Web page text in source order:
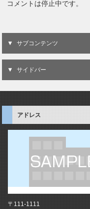
コメントは停止中です。
サブコンテンツ
サイドバー
アドレス
〒111-1111